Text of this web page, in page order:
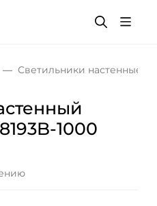
Светильники настенные
1000